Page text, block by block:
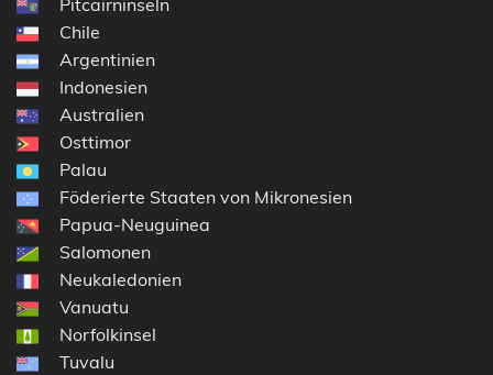
Pitcairninseln
Chile
Argentinien
Indonesien
Australien
Osttimor
Palau
Föderierte Staaten von Mikronesien
Papua-Neuguinea
Salomonen
Neukaledonien
Vanuatu
Norfolkinsel
Tuvalu